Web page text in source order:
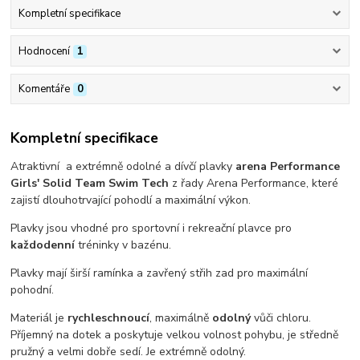
Kompletní specifikace
Hodnocení 1
Komentáře 0
Kompletní specifikace
Atraktivní a extrémně odolné a dívčí plavky arena Performance
Girls' Solid Team Swim Tech z řady Arena Performance, které
zajistí dlouhotrvající pohodlí a maximální výkon.
Plavky jsou vhodné pro sportovní i rekreační plavce pro
každodennítréninky v bazénu.
Plavky mají širší ramínka a zavřený střih zad pro maximální
pohodní.
Materiál je rychleschnoucí, maximálně odolnývůči chloru.
Příjemný na dotek a poskytuje velkou volnost pohybu, je středně
pružný a velmi dobře sedí. Je extrémně odolný.